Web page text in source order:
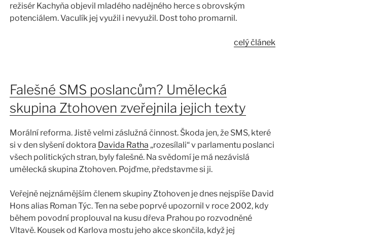
režisér Kachyňa objevil mladého nadějného herce s obrovským
potenciálem. Vaculík jej využil i nevyužil. Dost toho promarnil.
celý článek
Falešné SMS poslancům? Umělecká
skupina Ztohoven zveřejnila jejich texty
Morální reforma. Jistě velmi záslužná činnost. Škoda jen, že SMS, které
si v den slyšení doktora Davida Ratha „rozesílali“ v parlamentu poslanci
všech politických stran, byly falešné. Na svědomí je má nezávislá
umělecká skupina Ztohoven. Pojďme, představme si ji.
Veřejně nejznámějším členem skupiny Ztohoven je dnes nejspíše David
Hons alias Roman Týc. Ten na sebe poprvé upozornil v roce 2002, kdy
během povodní proplouval na kusu dřeva Prahou po rozvodněné
Vltavě. Kousek od Karlova mostu jeho akce skončila, když jej